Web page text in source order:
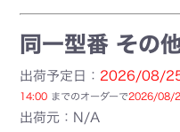
同一型番 その
出荷予定日： 2026/08/
14:00 までのオーダーで2026/08/
出荷元：N/A